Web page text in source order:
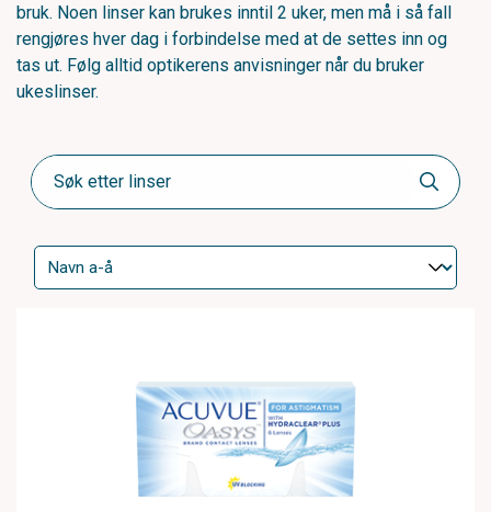
bruk. Noen linser kan brukes inntil 2 uker, men må i så fall
rengjøres hver dag i forbindelse med at de settes inn og
tas ut. Følg alltid optikerens anvisninger når du bruker
ukeslinser.